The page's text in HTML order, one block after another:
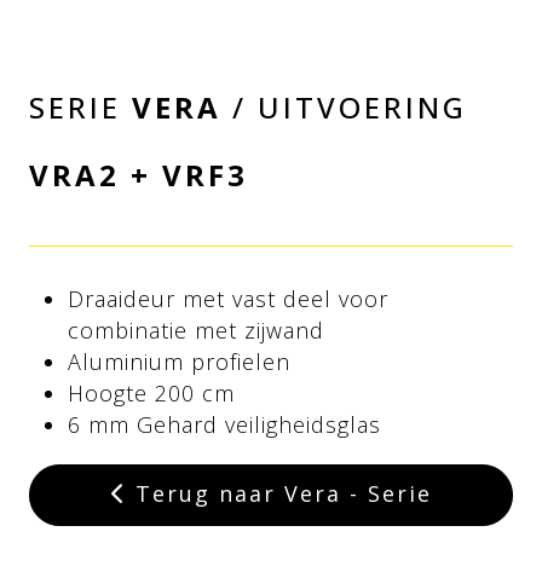
SERIE VERA / UITVOERING
VRA2 + VRF3
Draaideur met vast deel voor
combinatie met zijwand
Aluminium profielen
Hoogte 200 cm
6 mm Gehard veiligheidsglas
Terug naar Vera - Serie